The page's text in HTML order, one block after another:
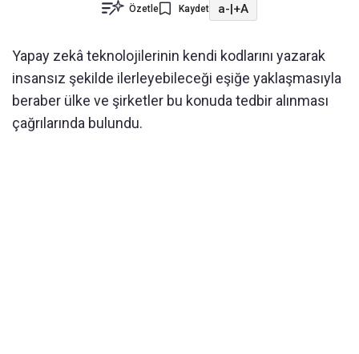
Özetle Kaydet a-|+A
Yapay zekâ teknolojilerinin kendi kodlarını yazarak
insansız şekilde ilerleyebileceği eşiğe yaklaşmasıyla
beraber ülke ve şirketler bu konuda tedbir alınması
çağrılarında bulundu.